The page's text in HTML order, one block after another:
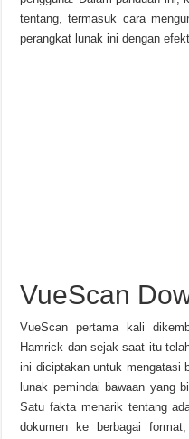
tentang, termasuk cara
perangkat lunak ini dengan
VueScan
VueScan pertama kali
Hamrick dan sejak saat itu
ini diciptakan untuk mengatasi
lunak pemindai bawaan yang
Satu fakta menarik tentang
dokumen ke berbagai